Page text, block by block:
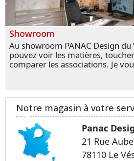
Showroom
Au showroom PANAC Design du
pouvez voir les matières,
comparer les associations. Je
personnellement pour parler
transformer vos premières
Notre magasin à votre
Panac
21 Rue
78110 Le